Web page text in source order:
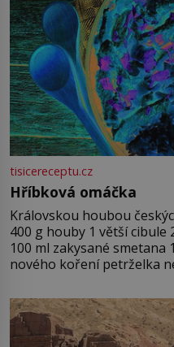
tisicereceptu.cz
Hříbková omáčka
Královskou houbou českých
400 g houby 1 větší cibule
100 ml zakysané
nového koření petrželka